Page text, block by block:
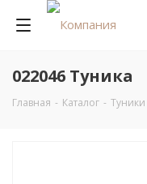
022046 Туника
Главная - Каталог -